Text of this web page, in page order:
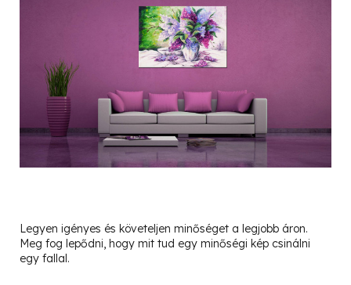
Legyen igényes és követeljen minőséget a legjobb áron.
Meg fog lepődni, hogy mit tud egy minőségi kép csinálni
egy fallal.